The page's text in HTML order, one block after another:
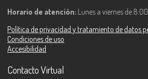
Horario de atención: Lunes a viernes de
Política de privacidad y tratamiento de datos
Condiciones de uso
Accesibilidad
Contacto Virtual